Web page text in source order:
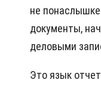
не
документы,
деловыми
Это язык